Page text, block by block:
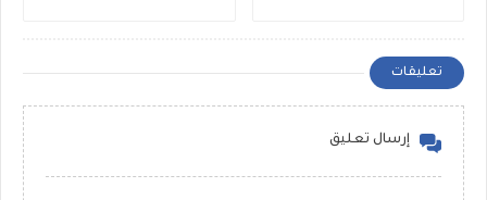
تعليقات
إرسال تعليق